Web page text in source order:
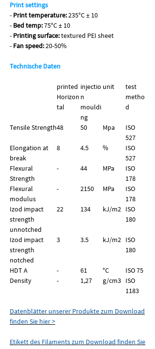
Print settings
- Print temperature:235°C ± 10
- Bed temp:75°C ± 10
- Printing surface:textured PEI sheet
- Fan speed:20-50%
Technische Daten
printed
Horizon
tal
injectio
n
mouldi
ng
unit
test
metho
d
Tensile Strength48 50 Mpa
ISO
527
Elongation at
break
8 4.5 %
ISO
527
Flexural
Strength
- 44 MPa
ISO
178
Flexural
modulus
- 2150 MPa
ISO
178
Izod impact
strength
unnotched
22 134 kJ/m2 ISO
180
Izod impact
strength
notched
3 3.5 kJ/m2 ISO
180
HDT A - 61 °C
ISO 75
Density
- 1,27 g/cm3 ISO
1183
Datenblätter unserer Produkte zum Download
finden Sie hier >
Etikett des Filaments zum Download finden Sie